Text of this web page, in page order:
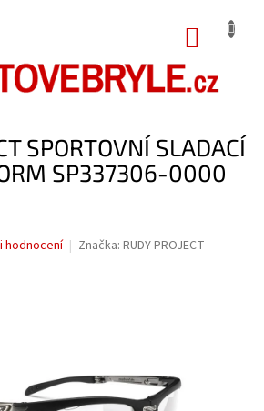
SPORTOVNÍ SLADACÍ
SP337306-0000
hodnocení Značka: RUDY PROJECT